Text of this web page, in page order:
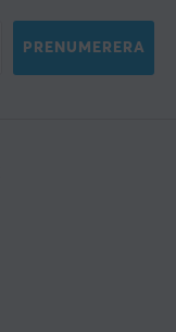
PRENUMERERA